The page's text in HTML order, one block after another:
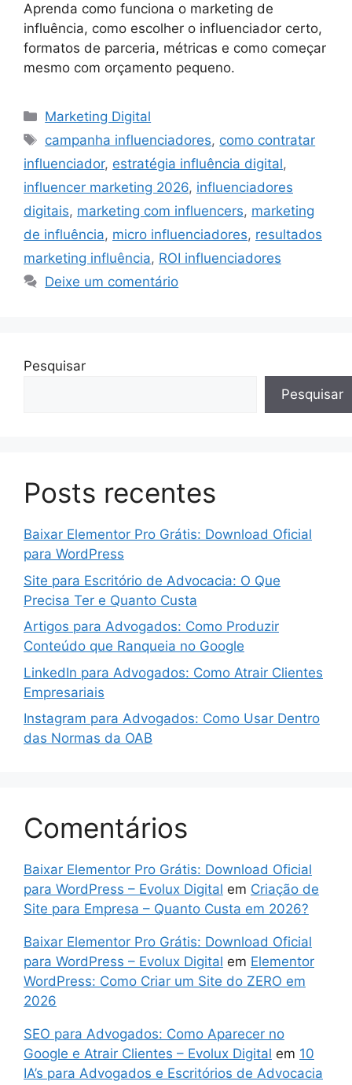
Aprenda como funciona o marketing de
influência, como escolher o influenciador certo,
formatos de parceria, métricas e como começar
mesmo com orçamento pequeno.
Categorias
Marketing Digital
Tags
campanha influenciadores, como contratar
influenciador, estratégia influência digital,
influencer marketing 2026, influenciadores
digitais, marketing com influencers, marketing
de influência, micro influenciadores, resultados
marketing influência, ROI influenciadores
Deixe um comentário
Pesquisar
Pesquisar
Posts recentes
Baixar Elementor Pro Grátis: Download Oficial
para WordPress
Site para Escritório de Advocacia: O Que
Precisa Ter e Quanto Custa
Artigos para Advogados: Como Produzir
Conteúdo que Ranqueia no Google
LinkedIn para Advogados: Como Atrair Clientes
Empresariais
Instagram para Advogados: Como Usar Dentro
das Normas da OAB
Comentários
Baixar Elementor Pro Grátis: Download Oficial
para WordPress – Evolux Digital em Criação de
Site para Empresa – Quanto Custa em 2026?
Baixar Elementor Pro Grátis: Download Oficial
para WordPress – Evolux Digital em Elementor
WordPress: Como Criar um Site do ZERO em
2026
SEO para Advogados: Como Aparecer no
Google e Atrair Clientes – Evolux Digital em 10
IA’s para Advogados e Escritórios de Advocacia